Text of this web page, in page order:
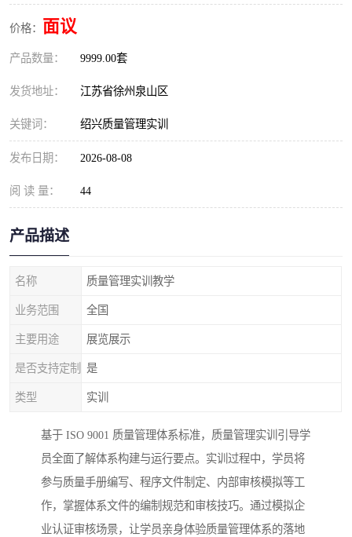
价格： 面议
产品数量： 9999.00套
发货地址： 江苏省徐州泉山区
关键词： 绍兴质量管理实训
发布日期： 2026-08-08
阅 读 量： 44
产品描述
名称 质量管理实训教学
业务范围 全国
主要用途 展览展示
是否支持定制 是
类型 实训
基于 ISO 9001 质量管理体系标准，质量管理实训引导学
员全面了解体系构建与运行要点。实训过程中，学员将
参与质量手册编写、程序文件制定、内部审核模拟等工
作，掌握体系文件的编制规范和审核技巧。通过模拟企
业认证审核场景，让学员亲身体验质量管理体系的落地